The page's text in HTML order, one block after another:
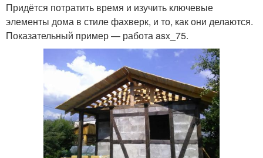
Придётся потратить время и изучить ключевые
элементы дома в стиле фахверк, и то, как они делаются.
Показательный пример — работа asx_75.